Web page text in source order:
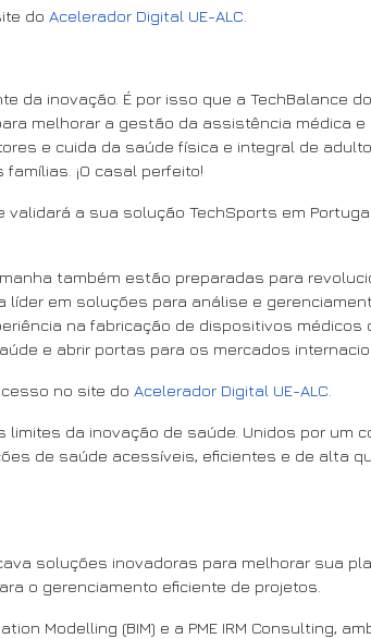
do Acelerador Digital UE-ALC.
da inovação. É por isso que a TechBalance
melhorar a gestão da assistência médica
e cuida da saúde física e integral de
¡O casal perfeito!
validará a sua solução TechSports em
também estão preparadas para
líder em soluções para análise e
na fabricação de dispositivos
e abrir portas para os mercados
no site do Acelerador Digital UE-ALC.
limites da inovação de saúde. Unidos por
de saúde acessíveis, eficientes e de alta
soluções inovadoras para melhorar sua
o gerenciamento eficiente de projetos.
Modelling (BIM) e a PME IRM Consulting,